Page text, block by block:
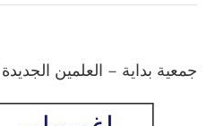
جمعية بداية – العلمين